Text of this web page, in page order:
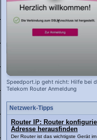
Speedport.ip geht nicht: Hilfe bei
Telekom Router Anmeldung
Netzwerk-Tipps
Router IP: Router
Adresse herausfinden
Der Router ist das wichtigste Gerät